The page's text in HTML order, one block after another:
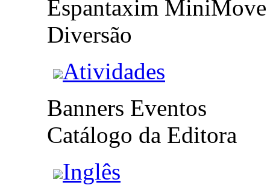
Espantaxim MiniMove
Diversão
Atividades
Banners Eventos
Catálogo da Editora
Inglês